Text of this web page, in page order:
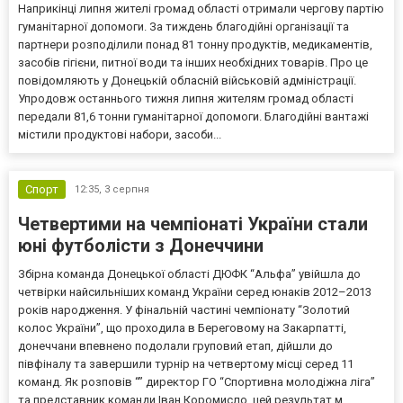
Наприкінці липня жителі громад області отримали чергову партію
гуманітарної допомоги. За тиждень благодійні організації та
партнери розподілили понад 81 тонну продуктів, медикаментів,
засобів гігієни, питної води та інших необхідних товарів. Про це
повідомляють у Донецькій обласній військовій адміністрації.
Упродовж останнього тижня липня жителям громад області
передали 81,6 тонни гуманітарної допомоги. Благодійні вантажі
містили продуктові набори, засоби...
Спорт 12:35, 3 серпня
Четвертими на чемпіонаті України стали
юні футболісти з Донеччини
Збірна команда Донецької області ДЮФК “Альфа” увійшла до
четвірки найсильніших команд України серед юнаків 2012–2013
років народження. У фінальній частині чемпіонату “Золотий
колос України”, що проходила в Береговому на Закарпатті,
донеччани впевнено подолали груповий етап, дійшли до
півфіналу та завершили турнір на четвертому місці серед 11
команд. Як розповів “” директор ГО “Спортивна молодіжна ліга”
та представник команди Іван Коромисло, цей результат м...